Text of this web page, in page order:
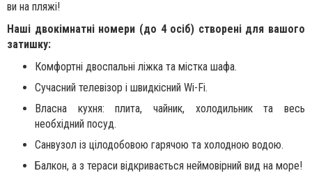
ви на пляжі!
Наші двокімнатні номери (до 4 осіб) створені для вашого
затишку:
Комфортні двоспальні ліжка та містка шафа.
Сучасний телевізор і швидкісний Wi-Fi.
Власна кухня: плита, чайник, холодильник та весь
необхідний посуд.
Санвузол із цілодобовою гарячою та холодною водою.
Балкон, а з тераси відкривається неймовірний вид на море!